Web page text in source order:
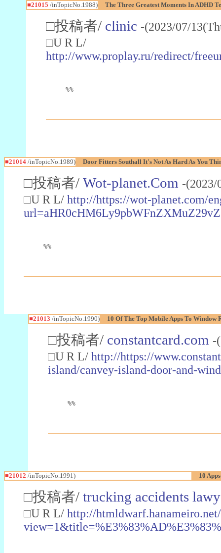
■21015 /inTopicNo.1988) The Three Greatest Moments In ADHD
□投稿者/ clinic -(2023/07/
□U R L/
http://www.proplay.ru/redirect/
%%
■21014 /inTopicNo.1989) Door Fitters Southall It's Not As Hard As You
□投稿者/ Wot-planet.Com -
□U R L/ http://https://wot-planet.com/
%%
■21013 /inTopicNo.1990) 10 Of The Top Mobile Apps To Window
□投稿者/ constantcard.com -
□U R L/ http://https://
island/canvey-island-door-and-
%%
■21012 /inTopicNo.1991) 10
□投稿者/ trucking accidents
□U R L/ http://